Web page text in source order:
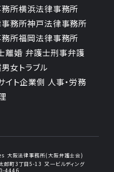
所横浜法律事務所
務所神戸法律事務所
所福岡法律事務所
離婚 弁護士刑事弁護
男女トラブル
イト企業側 人事・労務
大阪法律事務所(大阪弁護士会)
郎町3丁目5-13 又一ビルディング
4446